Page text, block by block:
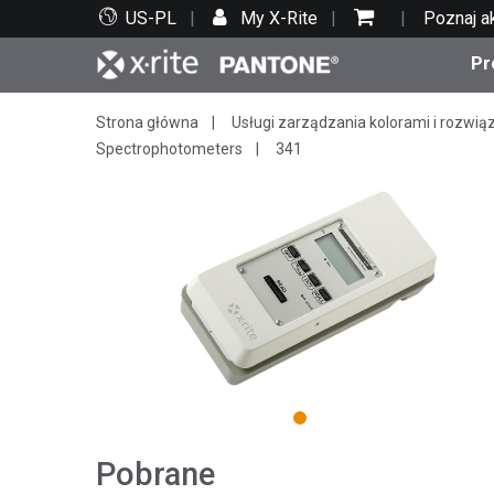
US-PL My X-Rite Poznaj
Top produkty
Druk i opakowania
Motoryzacja
Wsparcie techniczne
Zasoby edukacyjne
Strona główna Usługi zarządzania kolorami i
Spectrophotometers
341
1
Pobrane